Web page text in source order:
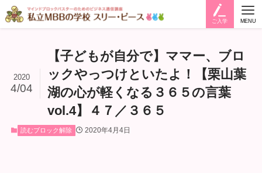
ご入学 MENU
【子どもが自分で】ママー、ブロ
ックやっつけといたよ！【栗山葉
湖の心が軽くなる３６５の言葉
vol.4】４７／３６５
2020
4/04
読むブロック解除 2020年4月4日